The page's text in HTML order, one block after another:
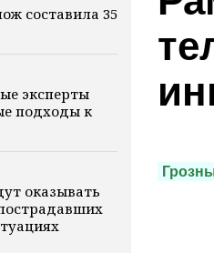
составила 35
эксперты
подходы к
оказывать